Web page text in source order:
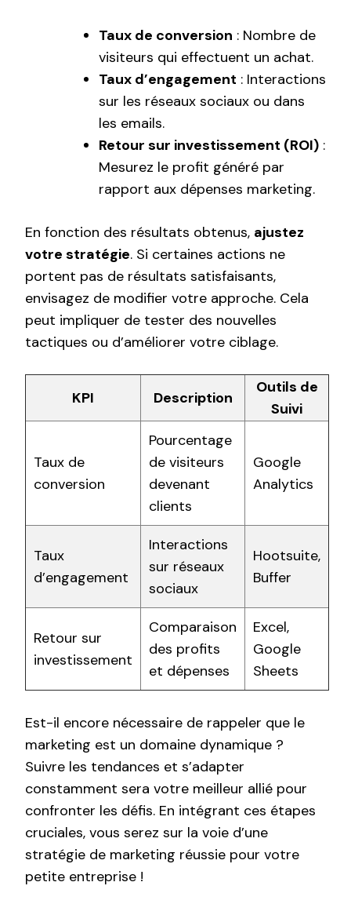
Taux de conversion : Nombre de
visiteurs qui effectuent un achat.
Taux d’engagement : Interactions
sur les réseaux sociaux ou dans
les emails.
Retour sur investissement (ROI) :
Mesurez le profit généré par
rapport aux dépenses marketing.
En fonction des résultats obtenus, ajustez
votre stratégie. Si certaines actions ne
portent pas de résultats satisfaisants,
envisagez de modifier votre approche. Cela
peut impliquer de tester des nouvelles
tactiques ou d’améliorer votre ciblage.
KPI Description
Outils de
Suivi
Taux de
conversion
Pourcentage
de visiteurs
devenant
clients
Google
Analytics
Taux
d’engagement
Interactions
sur réseaux
sociaux
Hootsuite,
Buffer
Retour sur
investissement
Comparaison
des profits
et dépenses
Excel,
Google
Sheets
Est-il encore nécessaire de rappeler que le
marketing est un domaine dynamique ?
Suivre les tendances et s’adapter
constamment sera votre meilleur allié pour
confronter les défis. En intégrant ces étapes
cruciales, vous serez sur la voie d’une
stratégie de marketing réussie pour votre
petite entreprise !